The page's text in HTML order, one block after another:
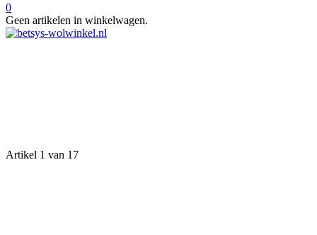
0
Geen artikelen in winkelwagen.
Artikel 1 van 17